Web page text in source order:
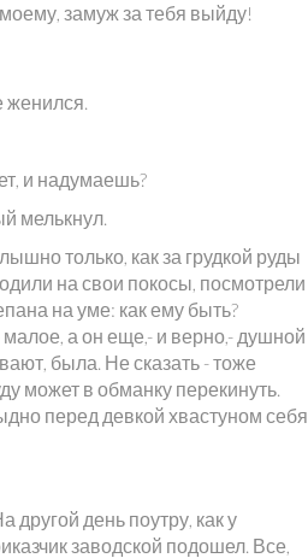
замуж за тебя выйду!
женился.
и надумаешь?
мелькнул.
только, как за грудкой руды
на свои покосы, посмотрели
на уме: как ему быть?
малое, а он еще,- и верно,- душной
была. Не сказать - тоже
может в обманку перекинуть.
перед девкой хвастуном себя
другой день поутру, как у
заводской подошел. Все,